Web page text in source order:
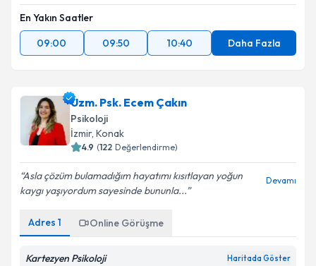
En Yakın Saatler
09:00
09:50 10:40 Daha Fazla
Uzm. Psk. Ecem Çakın
Psikoloji
İzmir, Konak
4.9 (122 Değerlendirme)
Asla çözüm bulamadığım hayatımı kısıtlayan yoğun
kaygı yaşıyordum sayesinde bununla...
Devamı
Adres 1 Online Görüşme
Kartezyen Psikoloji Haritada Göster